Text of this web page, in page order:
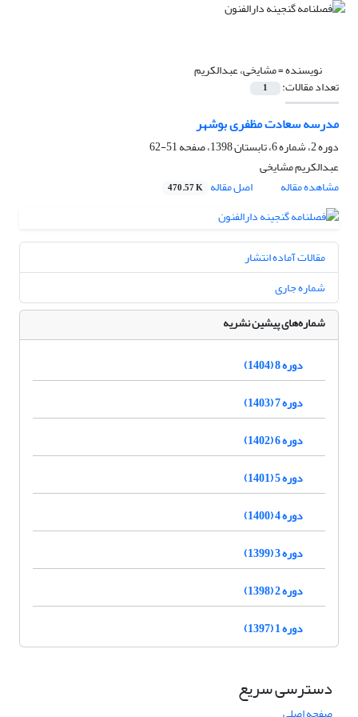
نویسنده =مشایخی، عبدالکریم
تعداد مقالات: 1
مدرسه سعادت مظفری بوشهر
دوره 2، شماره 6، تابستان 1398، صفحه
51-62
عبدالکریم مشایخی
مشاهده مقاله
اصل مقاله 470.57 K
مقالات آماده انتشار
شماره جاری
شماره‌های پیشین نشریه
دوره 8 (1404)
دوره 7 (1403)
دوره 6 (1402)
دوره 5 (1401)
دوره 4 (1400)
دوره 3 (1399)
دوره 2 (1398)
دوره 1 (1397)
دسترسی سریع